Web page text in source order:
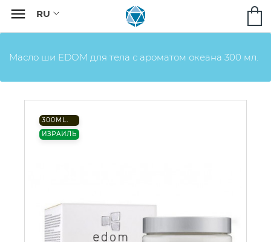

Масло ши EDOM для тела с ароматом океана 300 мл.
300ML.
ИЗРАИЛЬ